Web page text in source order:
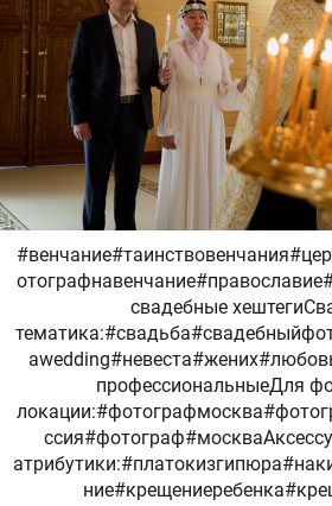
свадебные
профессиональныеДля